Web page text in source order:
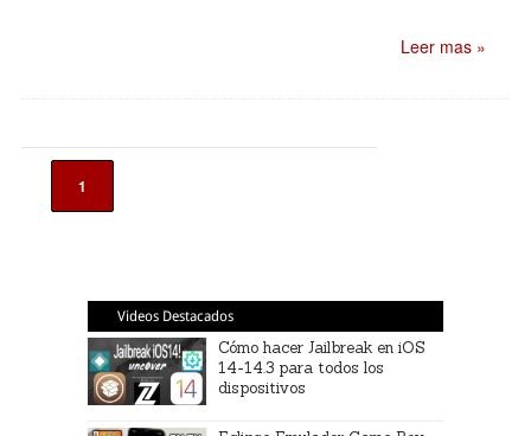
Leer mas »
1
Videos Destacados
Cómo hacer Jailbreak en iOS
14-14.3 para todos los
dispositivos